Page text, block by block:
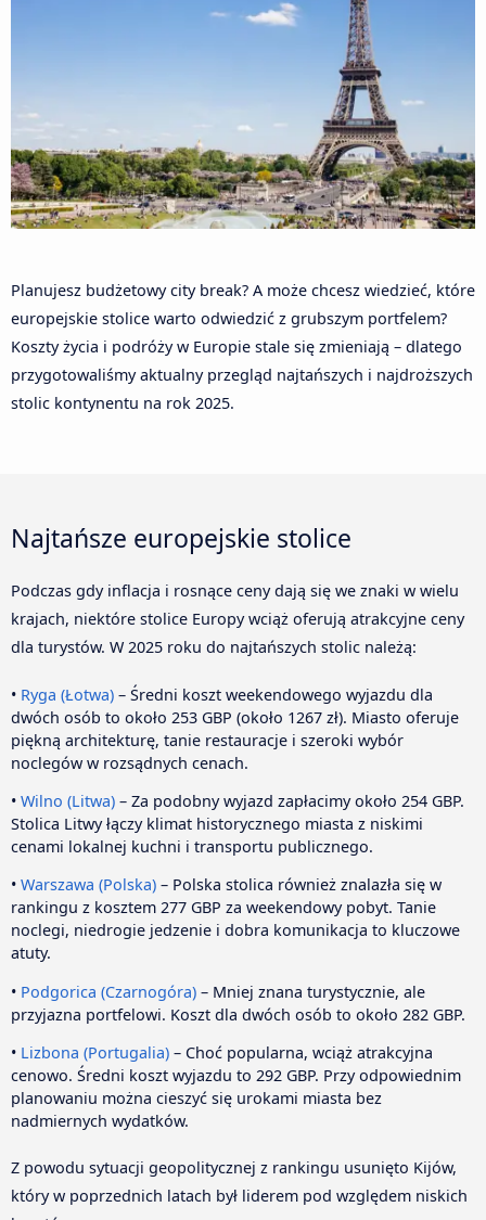
Planujesz budżetowy city break? A może chcesz wiedzieć, które
europejskie stolice warto odwiedzić z grubszym portfelem?
Koszty życia i podróży w Europie stale się zmieniają – dlatego
przygotowaliśmy aktualny przegląd najtańszych i najdroższych
stolic kontynentu na rok 2025.
Najtańsze europejskie stolice
Podczas gdy inflacja i rosnące ceny dają się we znaki w wielu
krajach, niektóre stolice Europy wciąż oferują atrakcyjne ceny
dla turystów. W 2025 roku do najtańszych stolic należą:
• Ryga (Łotwa) – Średni koszt weekendowego wyjazdu dla
dwóch osób to około 253 GBP (około 1267 zł). Miasto oferuje
piękną architekturę, tanie restauracje i szeroki wybór
noclegów w rozsądnych cenach.
• Wilno (Litwa) – Za podobny wyjazd zapłacimy około 254 GBP.
Stolica Litwy łączy klimat historycznego miasta z niskimi
cenami lokalnej kuchni i transportu publicznego.
• Warszawa (Polska) – Polska stolica również znalazła się w
rankingu z kosztem 277 GBP za weekendowy pobyt. Tanie
noclegi, niedrogie jedzenie i dobra komunikacja to kluczowe
atuty.
• Podgorica (Czarnogóra) – Mniej znana turystycznie, ale
przyjazna portfelowi. Koszt dla dwóch osób to około 282 GBP.
• Lizbona (Portugalia) – Choć popularna, wciąż atrakcyjna
cenowo. Średni koszt wyjazdu to 292 GBP. Przy odpowiednim
planowaniu można cieszyć się urokami miasta bez
nadmiernych wydatków.
Z powodu sytuacji geopolitycznej z rankingu usunięto Kijów,
który w poprzednich latach był liderem pod względem niskich